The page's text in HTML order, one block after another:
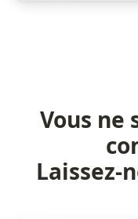
Vous ne
Laissez-